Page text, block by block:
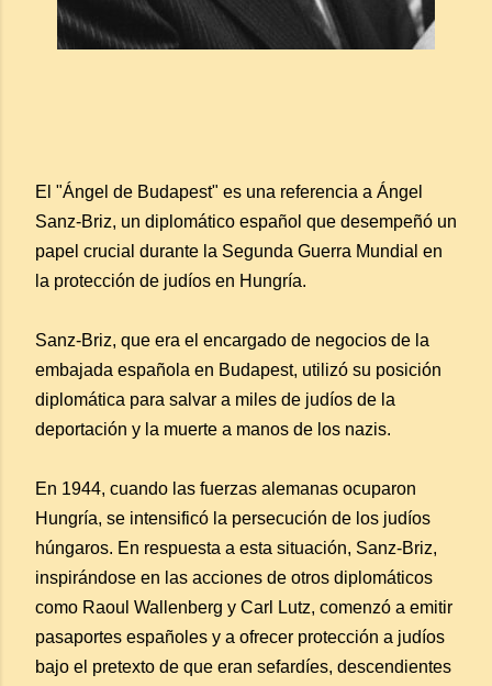
El "Ángel de Budapest" es una referencia a Ángel
Sanz-Briz, un diplomático español que desempeñó un
papel crucial durante la Segunda Guerra Mundial en
la protección de judíos en Hungría.
Sanz-Briz, que era el encargado de negocios de la
embajada española en Budapest, utilizó su posición
diplomática para salvar a miles de judíos de la
deportación y la muerte a manos de los nazis.
En 1944, cuando las fuerzas alemanas ocuparon
Hungría, se intensificó la persecución de los judíos
húngaros. En respuesta a esta situación, Sanz-Briz,
inspirándose en las acciones de otros diplomáticos
como Raoul Wallenberg y Carl Lutz, comenzó a emitir
pasaportes españoles y a ofrecer protección a judíos
bajo el pretexto de que eran sefardíes, descendientes